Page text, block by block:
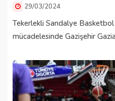
29/03/2024
Tekerlekli Sandalye
mücadelesinde Gazişehir